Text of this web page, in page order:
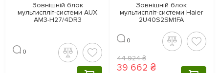
Зовнішній блок
мультиспліт-системи AUX
AM3-H27/4DR3
0
Зовнішній блок
мультиспліт-системи Haier
2U40S2SM1FA
0
39 662 ₴
44 924 ₴